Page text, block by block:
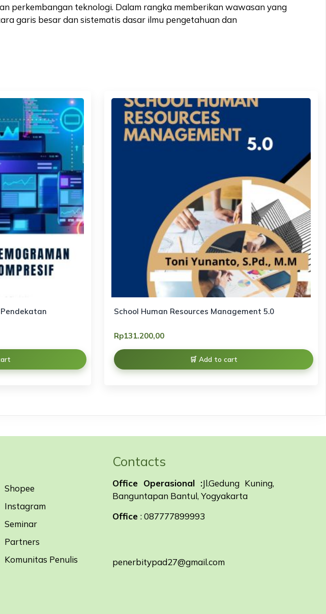
perkembangan teknologi. Dalam rangka memberikan wawasan yang
garis besar dan sistematis dasar ilmu pengetahuan dan
School Human Resources Management 5.0
Rp131.200,00
Add to cart
Shopee
Instagram
Seminar
Partners
Komunitas Penulis
Contacts
Office Operasional :Jl.Gedung Kuning,
Banguntapan Bantul, Yogyakarta
Office: 087777899993
penerbitypad27@gmail.com